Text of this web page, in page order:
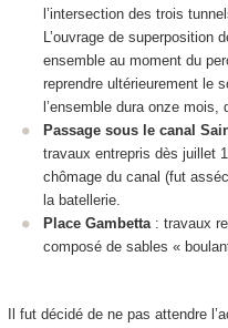
l’intersection des trois
L’ouvrage de
ensemble au moment du
reprendre ultérieurement le
l’ensemble dura onze mois,
Passage sous le canal
travaux entrepris dès juillet
chômage du canal (fut
la batellerie.
Place Gambetta : travaux
composé de sables «
Il fut décidé de ne pas attendre